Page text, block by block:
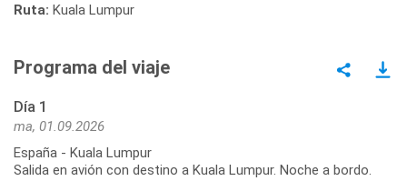
Ruta: Kuala Lumpur
Programa del viaje
Día 1
ma, 01.09.2026
España - Kuala Lumpur
Salida en avión con destino a Kuala Lumpur. Noche a bordo.